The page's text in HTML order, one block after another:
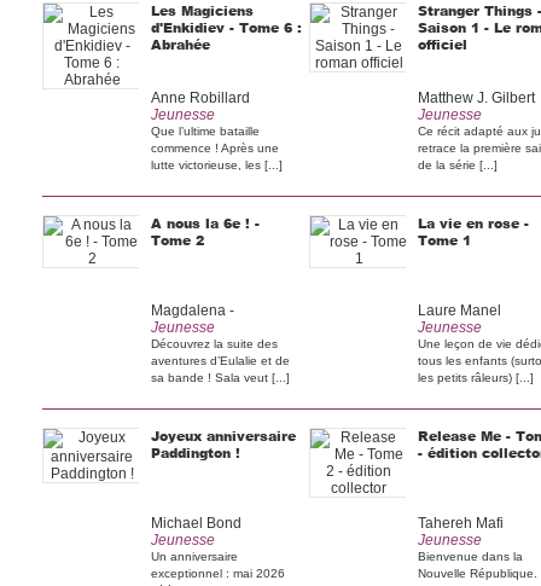
Les Magiciens
d'Enkidiev - Tome 6 :
Abrahée
Anne Robillard
Jeunesse
Que l’ultime bataille
commence ! Après une
lutte victorieuse, les [...]
Stranger Things -
Saison 1 - Le
officiel
Matthew J. Gilbert
Jeunesse
Ce récit adapté aux
retrace la première
de la série [...]
A nous la 6e ! -
Tome 2
Magdalena -
Jeunesse
Découvrez la suite des
aventures d’Eulalie et de
sa bande ! Sala veut [...]
La vie en rose -
Tome 1
Laure Manel
Jeunesse
Une leçon de vie
tous les enfants
les petits râleurs) [...]
Joyeux anniversaire
Paddington !
Michael Bond
Jeunesse
Un anniversaire
exceptionnel : mai 2026
Release Me -
- édition
Tahereh Mafi
Jeunesse
Bienvenue dans la
Nouvelle République.